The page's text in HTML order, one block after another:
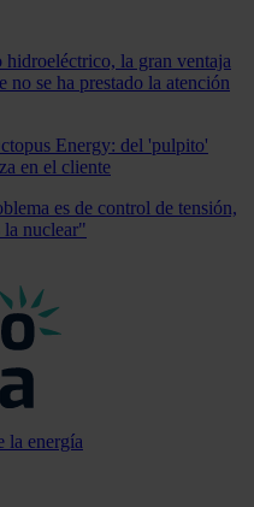
la gran ventaja
no se ha prestado la atención
Energy: del 'pulpito'
en el cliente
es de control de tensión,
la nuclear"